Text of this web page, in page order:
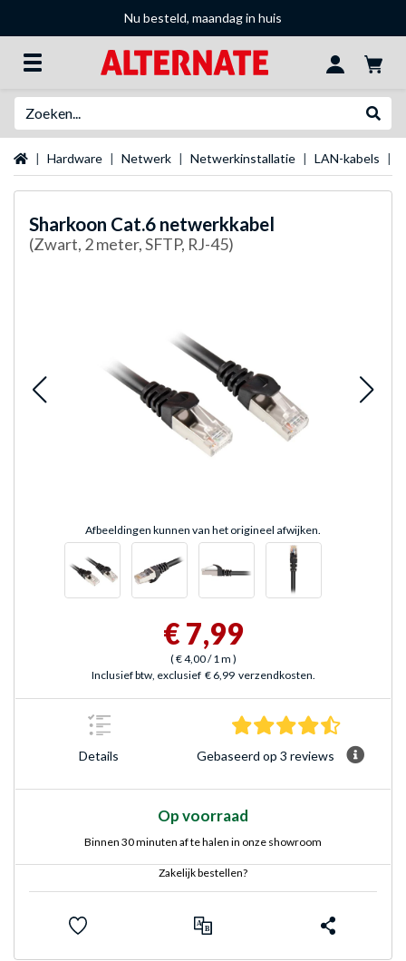
Nu besteld, maandag in huis
Startpagina
Hardware Netwerk Netwerkinstallatie LAN-kabels
Sharkoon Cat.6 netwerkkabel
(Zwart, 2 meter, SFTP, RJ-45)
Afbeeldingen kunnen van het origineel afwijken.
€ 7,99
(€ 4,00/ 1 m )
Inclusief btw, exclusief € 6,99 verzendkosten.
Details
4.7 sterren
Gebaseerd op 3 reviews
Op voorraad
Binnen 30 minuten af te halen in onze showroom
Zakelijk bestellen?